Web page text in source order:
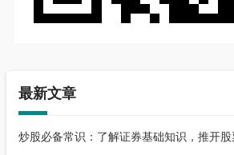
最新文章
炒股必备常识：了解证券基础知识，推开